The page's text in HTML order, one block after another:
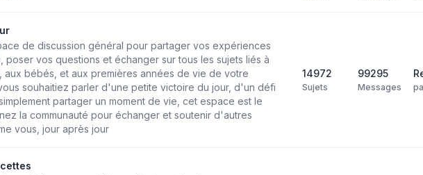
de discussion général pour partager vos expériences
poser vos questions et échanger sur tous les sujets liés à
aux bébés, et aux premières années de vie de votre
souhaitiez parler d'une petite victoire du jour, d'un défi
partager un moment de vie, cet espace est le
la communauté pour échanger et soutenir d'autres
vous, jour après jour
14972
Sujets
99295
Messages